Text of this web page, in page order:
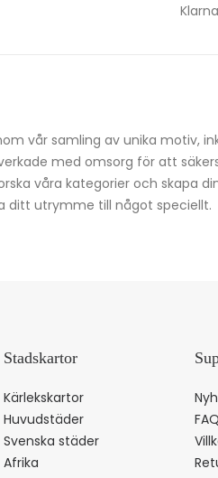
Klarna
vår samling av unika motiv,
med omsorg för att
våra kategorier och skapa
ditt utrymme till något speciellt.
Stadskartor
Kärlekskartor
Huvudstäder
Svenska städer
Afrika
FAQ